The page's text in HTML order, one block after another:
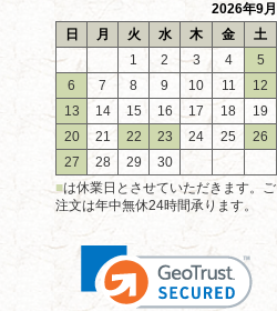
2026年9月
日
月 火 水 木 金
土
1
2 3 4
5
6
7 8 9 10 11
12
13
14 15 16 17 18
19
20
21 22 23 24 25
26
27
28 29
30
■は休業日とさせていただきます。ご
注文は年中無休24時間承ります。